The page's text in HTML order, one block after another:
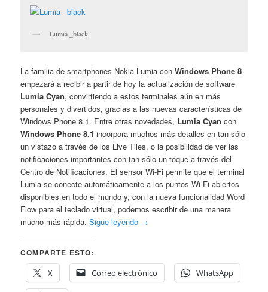
Lumia _black
La familia de smartphones Nokia Lumia conWindows Phone 8
empezará a recibir a partir de hoy la actualización de software
Lumia Cyan, convirtiendo a estos terminales aún en más
personales y divertidos, gracias a las nuevas características de
Windows Phone 8.1. Entre otras novedades, Lumia Cyan con
Windows Phone 8.1 incorpora muchos más detalles en tan sólo
un vistazo a través de los Live Tiles, o la posibilidad de ver las
notificaciones importantes con tan sólo un toque a través del
Centro de Notificaciones. El sensor Wi-Fi permite que el terminal
Lumia se conecte automáticamente a los puntos Wi-Fi abiertos
disponibles en todo el mundo y, con la nueva funcionalidad Word
Flow para el teclado virtual, podemos escribir de una manera
mucho más rápida.Sigue leyendo →
COMPARTE ESTO:
X
Correo electrónico WhatsApp